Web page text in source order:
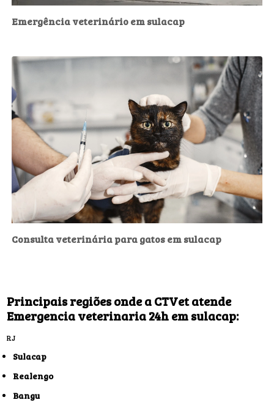
Emergência veterinário em sulacap
Consulta veterinária para gatos em sulacap
Principais regiões onde a CTVet atende
Emergencia veterinaria 24h em sulacap:
RJ
Sulacap
Realengo
Bangu